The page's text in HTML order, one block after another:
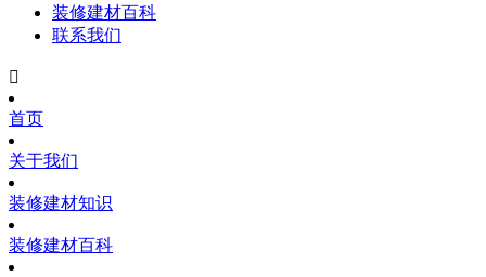
装修建材百科
联系我们

首页
关于我们
装修建材知识
装修建材百科